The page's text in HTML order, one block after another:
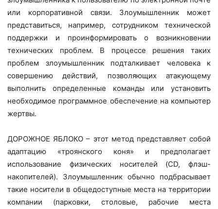
или корпоративной связи. Злоумышленник может
представиться, например, сотрудником технической
поддержки и проинформировать о возникновении
технических проблем. В процессе решения таких
проблем злоумышленник подталкивает человека к
совершению действий, позволяющих атакующему
выполнить определенные команды или установить
необходимое программное обеспечение на компьютер
жертвы.
ДОРОЖНОЕ ЯБЛОКО – этот метод представляет собой
адаптацию «троянского коня» и предполагает
использование физических носителей (CD, флэш-
накопителей). Злоумышленник обычно подбрасывает
такие носители в общедоступные места на территории
компании (парковки, столовые, рабочие места